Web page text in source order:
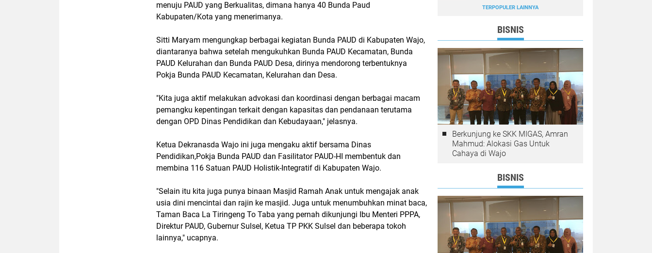
menuju PAUD yang Berkualitas, dimana hanya 40 Bunda Paud
Kabupaten/Kota yang menerimanya.
Sitti Maryam mengungkap berbagai kegiatan Bunda PAUD di Kabupaten Wajo,
diantaranya bahwa setelah mengukuhkan Bunda PAUD Kecamatan, Bunda
PAUD Kelurahan dan Bunda PAUD Desa, dirinya mendorong terbentuknya
Pokja Bunda PAUD Kecamatan, Kelurahan dan Desa.
"Kita juga aktif melakukan advokasi dan koordinasi dengan berbagai macam
pemangku kepentingan terkait dengan kapasitas dan pendanaan terutama
dengan OPD Dinas Pendidikan dan Kebudayaan," jelasnya.
Ketua Dekranasda Wajo ini juga mengaku aktif bersama Dinas
Pendidikan,Pokja Bunda PAUD dan Fasilitator PAUD-HI membentuk dan
membina 116 Satuan PAUD Holistik-Integratif di Kabupaten Wajo.
"Selain itu kita juga punya binaan Masjid Ramah Anak untuk mengajak anak
usia dini mencintai dan rajin ke masjid. Juga untuk menumbuhkan minat baca,
Taman Baca La Tiringeng To Taba yang pernah dikunjungi Ibu Menteri PPPA,
Direktur PAUD, Gubernur Sulsel, Ketua TP PKK Sulsel dan beberapa tokoh
lainnya," ucapnya.
TERPOPULER LAINNYA
BISNIS
Berkunjung ke SKK MIGAS, Amran
Mahmud: Alokasi Gas Untuk
Cahaya di Wajo
BISNIS